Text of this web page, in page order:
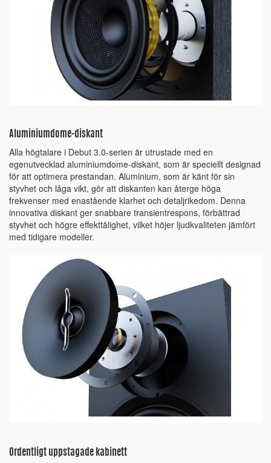
Aluminiumdome-diskant
Alla högtalare i Debut 3.0-serien är utrustade med en
egenutvecklad aluminiumdome-diskant, som är speciellt designad
för att optimera prestandan. Aluminium, som är känt för sin
styvhet och låga vikt, gör att diskanten kan återge höga
frekvenser med enastående klarhet och detaljrikedom. Denna
innovativa diskant ger snabbare transientrespons, förbättrad
styvhet och högre effekttålighet, vilket höjer ljudkvaliteten jämfört
med tidigare modeller.
Ordentligt uppstagade kabinett